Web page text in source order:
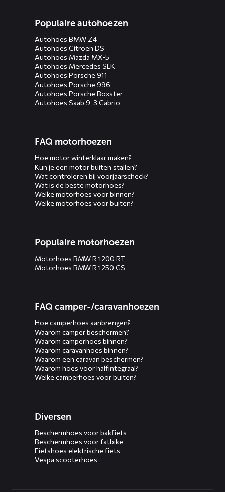
Populaire autohoezen
Autohoes BMW Z4
Autohoes Citroën DS
Autohoes Mazda MX-5
Autohoes Mercedes SLK
Autohoes Porsche 911
Autohoes Porsche 996
Autohoes Porsche Boxster
Autohoes Saab 9-3 Cabrio
FAQ motorhoezen
Hoe motor winterklaar maken?
Kun je een motor buiten stallen?
Wat controleren bij voorjaarscheck?
Wat is de beste motorhoes?
Welke motorhoes voor binnen?
Welke motorhoes voor buiten?
Populaire motorhoezen
Motorhoes BMW R 1200 RT
Motorhoes BMW R 1250 GS
FAQ camper-/caravanhoezen
Hoe camperhoes aanbrengen?
Waarom camper beschermen?
Waarom camperhoes binnen?
Waarom caravanhoes binnen?
Waarom een caravan beschermen?
Waarom hoes voor halfintegraal?
Welke camperhoes voor buiten?
Diversen
Beschermhoes voor bakfiets
Beschermhoes voor fatbike
Fietshoes elektrische fiets
Vespa scooterhoes